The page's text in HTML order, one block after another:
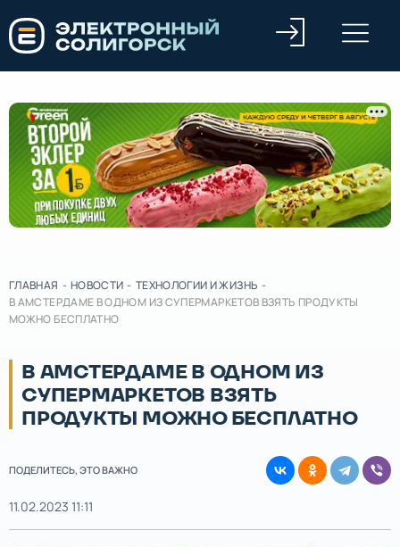
ГЛАВНАЯ - НОВОСТИ - ТЕХНОЛОГИИ И ЖИЗНЬ -
В АМСТЕРДАМЕ В ОДНОМ ИЗ СУПЕРМАРКЕТОВ ВЗЯТЬ ПРОДУКТЫ
МОЖНО БЕСПЛАТНО
В АМСТЕРДАМЕ В ОДНОМ ИЗ
СУПЕРМАРКЕТОВ ВЗЯТЬ
ПРОДУКТЫ МОЖНО БЕСПЛАТНО
ПОДЕЛИТЕСЬ, ЭТО ВАЖНО
11.02.2023 11:11